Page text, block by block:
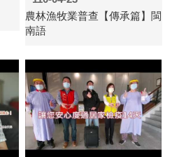
農林漁牧業普查【傳承篇】閩
南語